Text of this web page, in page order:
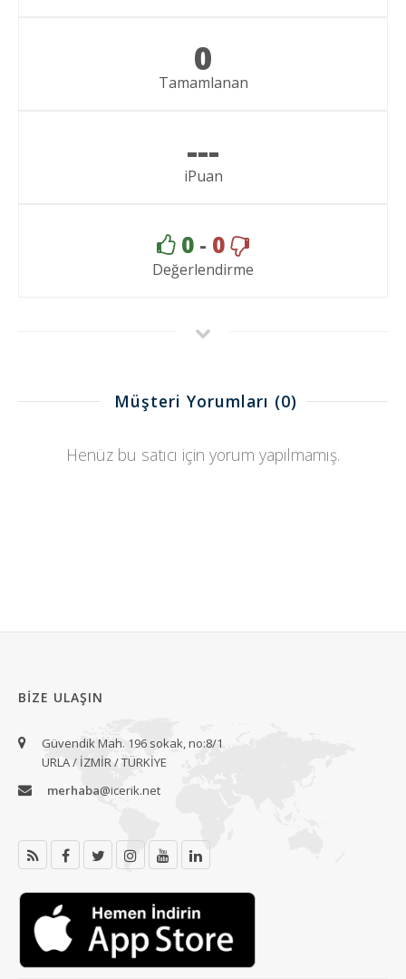
0
Tamamlanan
---
iPuan
0 - 0
Değerlendirme
Müşteri Yorumları (0)
Henüz bu satıcı için yorum yapılmamış.
BIZE ULAŞIN
Güvendik Mah. 196 sokak, no:8/1
URLA / İZMİR / TÜRKİYE
merhaba@icerik.net